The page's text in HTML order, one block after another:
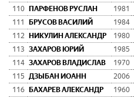
110
ПАРФЕНОВ РУСЛАН 1981
111
БРУСОВ ВАСИЛИЙ 1984
112
НИКУЛИН АЛЕКСАНДР 1980
113 ЗАХАРОВ ЮРИЙ 1985
114 ЗАХАРОВ ВЛАДИСЛАВ 1970
115 ДЗЫБАН ИОАНН 2006
116
БАХАРЕВ АЛЕКСАНДР 1960